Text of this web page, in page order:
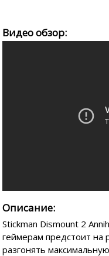
Видео обзор:
Описание:
Stickman Dismount 2
геймерам предстоит на
разгонять